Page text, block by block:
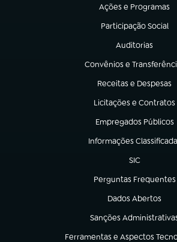
Ações e Programas
(abre em nova aba)
Participação Social
(abre em nova aba)
Auditorias
(abre em nova
Convênios e
(abre em nova aba)
Receitas e Despesas
(abre em nova aba)
Licitações e Contratos
(abre em nova aba)
Empregados Públicos
(abre em nova aba)
Informações
(abre em nova aba)
SIC
(abre em
Perguntas Frequentes
(abre em nova aba)
Dados Abertos
(abre em nova aba)
Sanções
(abre em nova aba)
Ferramentas e Aspectos